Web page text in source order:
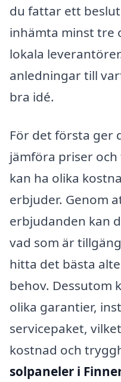
du fattar ett
inhämta minst tre
lokala
anledningar till
bra idé.
För det första ger
jämföra priser
kan ha olika
erbjuder. Genom
erbjudanden kan
vad som är
hitta det bästa
behov. Dessutom
olika garantier,
servicepaket,
kostnad och
solpaneler i